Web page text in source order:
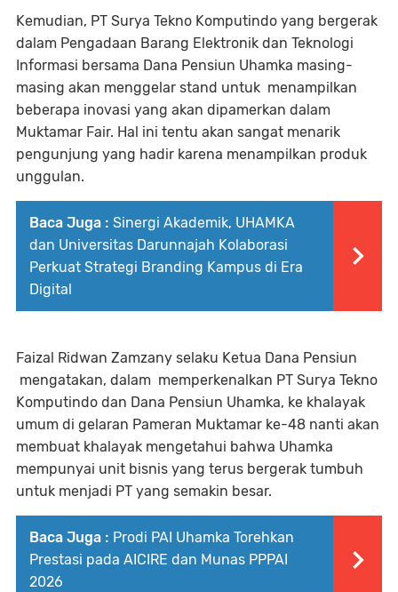
Kemudian, PT Surya Tekno Komputindo yang bergerak
dalam Pengadaan Barang Elektronik dan Teknologi
Informasi bersama Dana Pensiun Uhamka masing-
masing akan menggelar stand untuk menampilkan
beberapa inovasi yang akan dipamerkan dalam
Muktamar Fair. Hal ini tentu akan sangat menarik
pengunjung yang hadir karena menampilkan produk
unggulan.
Baca Juga : Sinergi Akademik, UHAMKA
dan Universitas Darunnajah Kolaborasi
Perkuat Strategi Branding Kampus di Era
Digital
Faizal Ridwan Zamzany selaku Ketua Dana Pensiun
mengatakan, dalam memperkenalkan PT Surya Tekno
Komputindo dan Dana Pensiun Uhamka, ke khalayak
umum di gelaran Pameran Muktamar ke-48 nanti akan
membuat khalayak mengetahui bahwa Uhamka
mempunyai unit bisnis yang terus bergerak tumbuh
untuk menjadi PT yang semakin besar.
Baca Juga : Prodi PAI Uhamka Torehkan
Prestasi pada AICIRE dan Munas PPPAI
2026